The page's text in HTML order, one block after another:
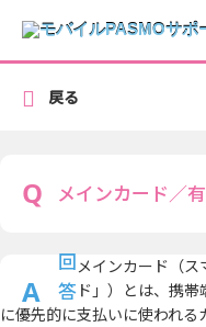
メインカード／
メインカード（ス
ド」）とは、携
に優先的に支払いに使われ
戻る